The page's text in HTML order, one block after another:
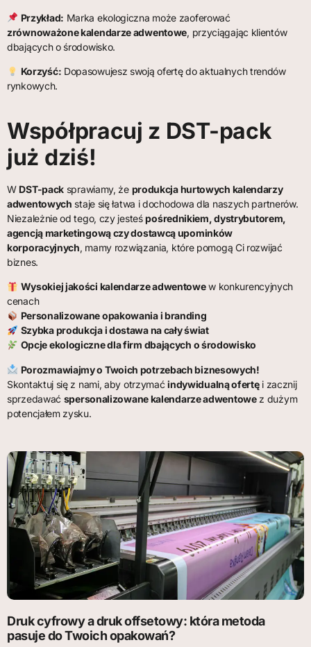
Przykład: Marka ekologiczna może zaoferować
zrównoważone kalendarze adwentowe, przyciągając klientów
dbających o środowisko.
Korzyść: Dopasowujesz swoją ofertę do aktualnych trendów
rynkowych.
Współpracuj z DST-pack
już dziś!
W DST-pack sprawiamy, że produkcja hurtowych kalendarzy
adwentowych staje się łatwa i dochodowa dla naszych partnerów.
Niezależnie od tego, czy jesteśpośrednikiem, dystrybutorem,
agencją marketingową czy dostawcą upominków
korporacyjnych, mamy rozwiązania, które pomogą Ci rozwijać
biznes.
Wysokiej jakości kalendarze adwentowew konkurencyjnych
cenach
Personalizowane opakowania i branding
Szybka produkcja i dostawa na cały świat
Opcje ekologiczne dla firm dbających o środowisko
Porozmawiajmy o Twoich potrzebach biznesowych!
Skontaktuj się z nami, aby otrzymaćindywidualną ofertęi zacznij
sprzedawać spersonalizowane kalendarze adwentowez dużym
potencjałem zysku.
Druk cyfrowy a druk offsetowy: która metoda
pasuje do Twoich opakowań?